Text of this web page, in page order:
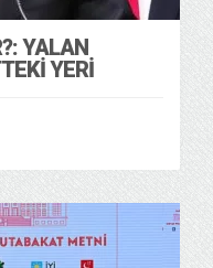
YALAN
YERI